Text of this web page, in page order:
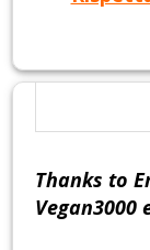
Thanks to